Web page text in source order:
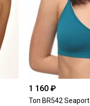
1 160 ₽
Топ BR542 Seaport